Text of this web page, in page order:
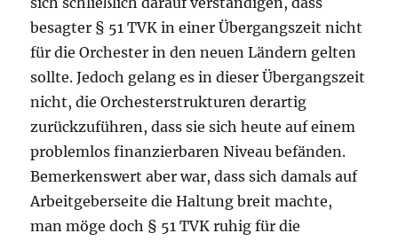
besagter § 51 TVK in einer Übergangszeit nicht
für die Orchester in den neuen Ländern gelten
sollte. Jedoch gelang es in dieser Übergangszeit
nicht, die Orchesterstrukturen derartig
zurückzuführen, dass sie sich heute auf einem
problemlos finanzierbaren Niveau befänden.
Bemerkenswert aber war, dass sich damals auf
Arbeitgeberseite die Haltung breit machte,
man möge doch § 51 TVK ruhig für die